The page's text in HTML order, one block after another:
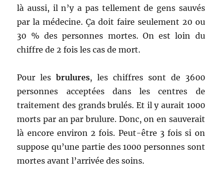
là aussi, il n’y a pas tellement de gens sauvés
par la médecine. Ça doit faire seulement 20 ou
30 % des personnes mortes. On est loin du
chiffre de 2 fois les cas de mort.
Pour lesbrulures, les chiffres sont de 3600
personnes acceptées dans les centres de
traitement des grands brulés. Et il y aurait 1000
morts par an par brulure. Donc, on en sauverait
là encore environ 2 fois. Peut-être 3 fois si on
suppose qu’une partie des 1000 personnes sont
mortes avant l’arrivée des soins.